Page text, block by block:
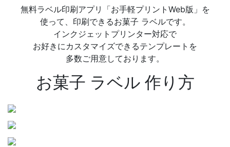
無料ラベル印刷アプリ「お手軽プリントWeb版」を
使って、印刷できるお菓子 ラベルです。
インクジェットプリンター対応で
お好きにカスタマイズできるテンプレートを
多数ご用意しております。
お菓子 ラベル 作り方